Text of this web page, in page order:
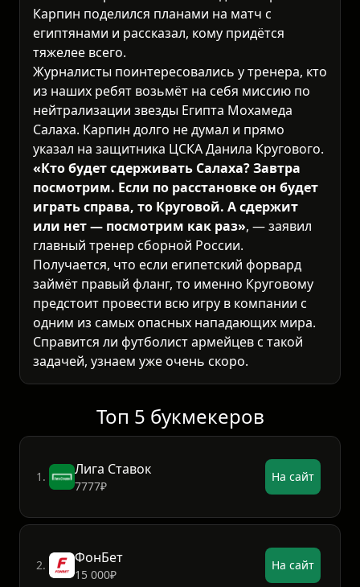
Карпин поделился планами на матч с
египтянами и рассказал, кому придётся
тяжелее всего.
Журналисты поинтересовались у тренера, кто
из наших ребят возьмёт на себя миссию по
нейтрализации звезды Египта Мохамеда
Салаха. Карпин долго не думал и прямо
указал на защитника ЦСКА Данила Кругового.
«Кто будет сдерживать Салаха? Завтра
посмотрим. Если по расстановке он будет
играть справа, то Круговой. А сдержит
или нет — посмотрим как раз», — заявил
главный тренер сборной России.
Получается, что если египетский форвард
займёт правый фланг, то именно Круговому
предстоит провести всю игру в компании с
одним из самых опасных нападающих мира.
Справится ли футболист армейцев с такой
задачей, узнаем уже очень скоро.
Топ 5 букмекеров
1. Лига Ставок
7777₽
На сайт
2. ФонБет
15 000₽
На сайт